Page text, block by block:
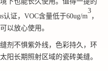
认证，VOC含量低于60ug/m
3
，
以放心使用。
剂不惧紫外线，色彩持久，环
阳长期照射区域的瓷砖美缝。